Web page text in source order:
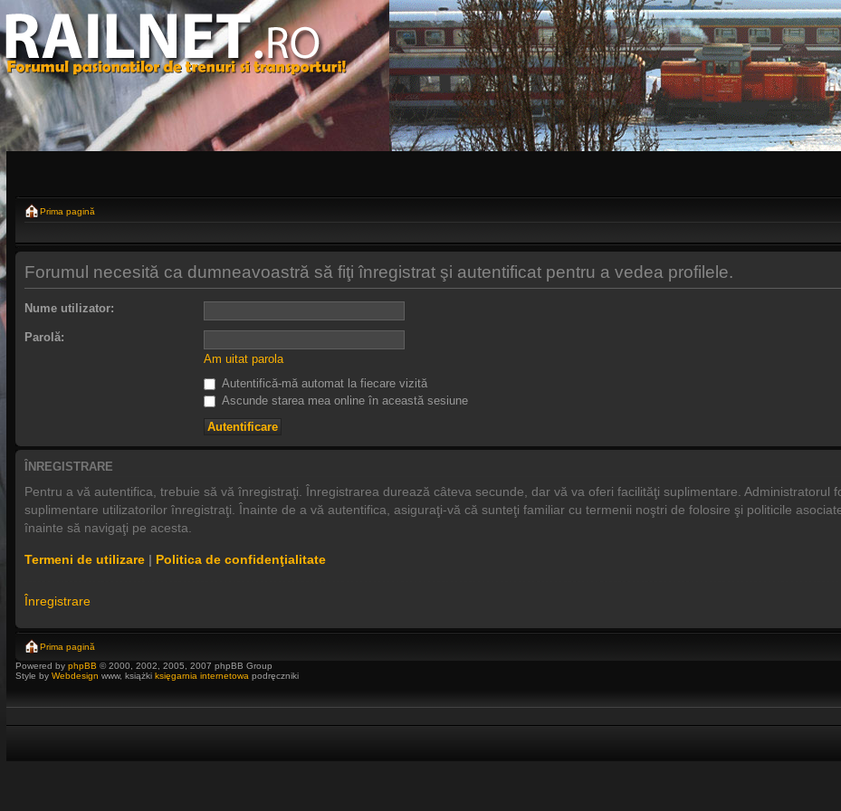
Prima pagină
Forumul necesită ca dumneavoastră să fiţi înregistrat şi autentificat pentru a vedea profilele.
Nume utilizator:
Parolă:
Am uitat parola
Autentifică-mă automat la fiecare vizită
Ascunde starea mea online în această sesiune
ÎNREGISTRARE
Pentru a vă autentifica, trebuie să vă înregistraţi. Înregistrarea durează câteva secunde, dar vă va oferi facilităţi suplimentare. Administratorul
suplimentare utilizatorilor înregistraţi. Înainte de a vă autentifica, asiguraţi-vă că sunteţi familiar cu termenii noştri de folosire şi politicile
înainte să navigaţi pe acesta.
Termeni de utilizare| Politica de confidenţialitate
Înregistrare
Prima pagină
Powered by phpBB © 2000, 2002, 2005, 2007 phpBB Group
Style by Webdesign www, książki księgarnia internetowa podręczniki